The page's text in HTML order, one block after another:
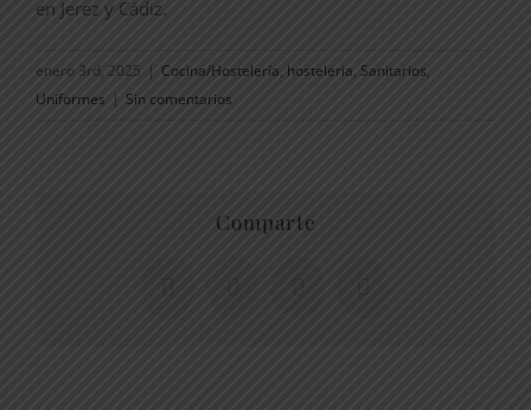
en Jerez y Cádiz.
enero 3rd, 2025 | Cocina/Hostelería, hosteleria, Sanitarios,
Uniformes
Sin comentarios
Comparte